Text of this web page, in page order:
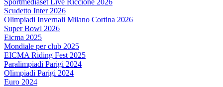
Sportmediaset Live Riccione 2026
Scudetto Inter 2026
Olimpiadi Invernali Milano Cortina 2026
Super Bowl 2026
Eicma 2025
Mondiale per club 2025
EICMA Riding Fest 2025
Paralimpiadi Parigi 2024
Olimpiadi Parigi 2024
Euro 2024